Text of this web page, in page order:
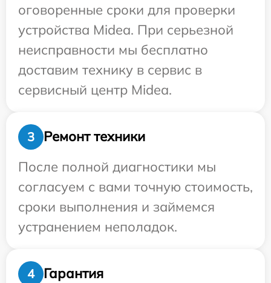
оговоренные сроки для проверки
устройства Midea. При серьезной
неисправности мы бесплатно
доставим технику в сервис в
сервисный центр Midea.
3
Ремонт техники
После полной диагностики мы
согласуем с вами точную стоимость,
сроки выполнения и займемся
устранением неполадок.
4 Гарантия